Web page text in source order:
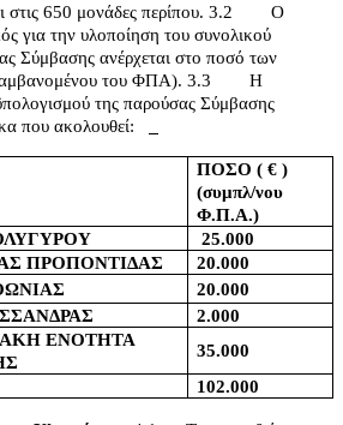
στις 650 μονάδες περίπου. 3.2
Ο
για την υλοποίηση του συνολικού
Σύμβασης ανέρχεται στο ποσό των
του ΦΠΑ). 3.3
Η
της παρούσας Σύμβασης
που ακολουθεί:
ΠΟΣΟ ( € )
(συμπλ/νου
Φ.Π.Α.)
25.000
ΠΡΟΠΟΝΤΙΔΑΣ
20.000
20.000
2.000
ΕΝΟΤΗΤΑ
35.000
102.000